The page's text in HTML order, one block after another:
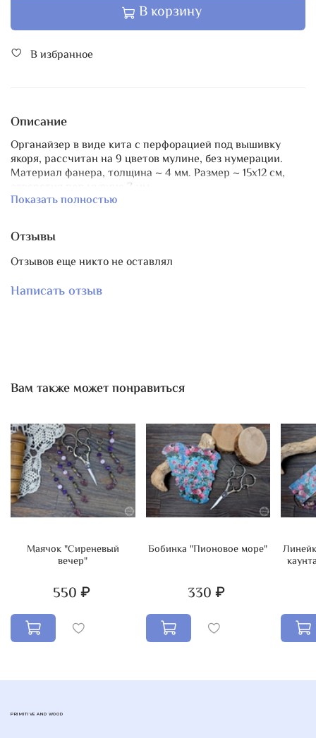
В корзину
В избранное
Описание
Органайзер в виде кита с перфорацией под вышивку
якоря, рассчитан на 9 цветов мулине, без нумерации.
Материал фанера, толщина ~ 4 мм. Размер ~ 15х12 см,
отверстия под мулине 7 мм.
Есть парная бобинка!
Показать полностью
Отзывы
Отзывов еще никто не оставлял
Написать отзыв
Вам также может понравиться
Маячок "Сиреневый
вечер"
550 ₽
Бобинка "Пионовое море"
330 ₽
PRIMITIVE AND WOOD